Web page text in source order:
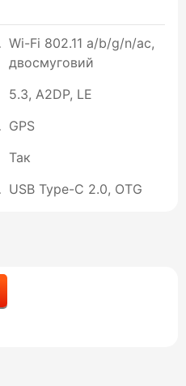
Wi-Fi 802.11 a/b/g/n/ac,
двосмуговий
5.3, A2DP, LE
GPS
Так
USB Type-C 2.0, OTG